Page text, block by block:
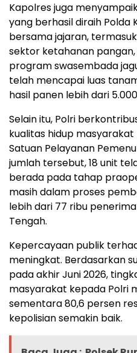
Kapolres juga
yang berhasil diraih Polda
bersama jajaran,
sektor ketahanan
program swasembada
telah mencapai luas
hasil panen lebih dari
Selain itu, Polri
kualitas hidup
Satuan Pelayanan
jumlah tersebut, 18 unit
berada pada tahap
masih dalam proses
lebih dari 77 ribu
Tengah.
Kepercayaan publik
meningkat. Berdasarkan
pada akhir Juni 2026,
masyarakat kepada Polri
sementara 80,6 persen
kepolisian semakin baik.